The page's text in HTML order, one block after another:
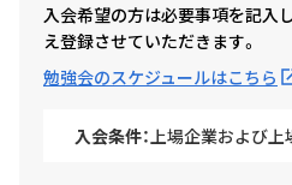
入会希望の方は必要事項を記入
え登録させていただきます。
勉強会のスケジュールはこちら
入会条件： 上場企業および